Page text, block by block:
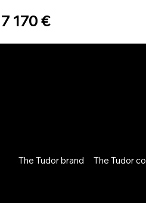
7 170 €
The Tudor brand The Tudor